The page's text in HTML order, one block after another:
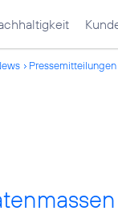
Pressemitteilungen